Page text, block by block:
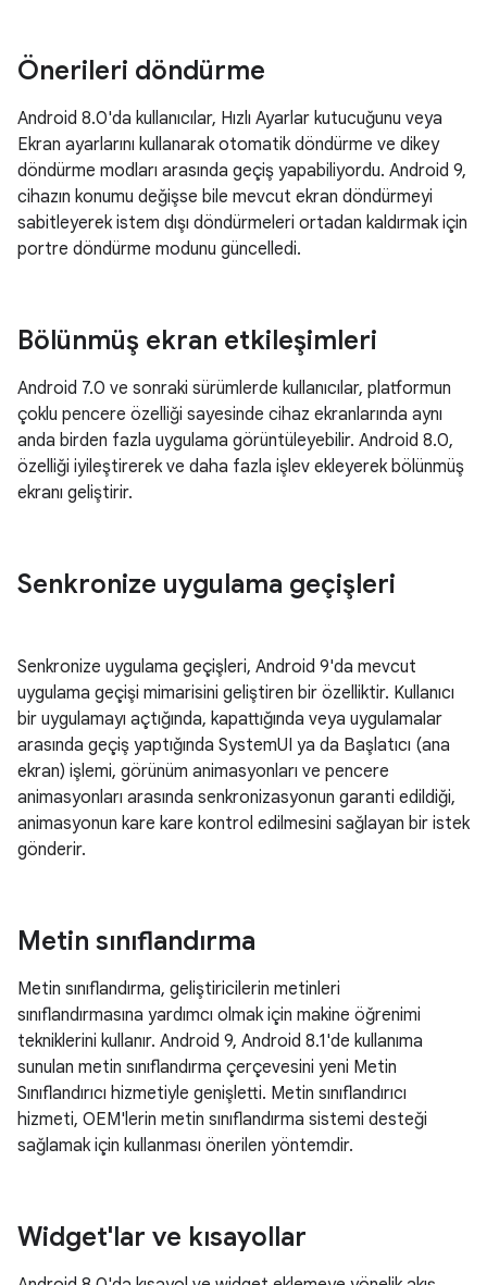
Önerileri döndürme
Android 8.0'da kullanıcılar, Hızlı Ayarlar kutucuğunu veya
Ekran ayarlarını kullanarak otomatik döndürme ve dikey
döndürme modları arasında geçiş yapabiliyordu. Android 9,
cihazın konumu değişse bile mevcut ekran döndürmeyi
sabitleyerek istem dışı döndürmeleri ortadan kaldırmak için
portre döndürme modunu güncelledi.
Bölünmüş ekran etkileşimleri
Android 7.0 ve sonraki sürümlerde kullanıcılar, platformun
çoklu pencere özelliği sayesinde cihaz ekranlarında aynı
anda birden fazla uygulama görüntüleyebilir. Android 8.0,
özelliği iyileştirerek ve daha fazla işlev ekleyerek bölünmüş
ekranı geliştirir.
Senkronize uygulama geçişleri
Senkronize uygulama geçişleri, Android 9'da mevcut
uygulama geçişi mimarisini geliştiren bir özelliktir. Kullanıcı
bir uygulamayı açtığında, kapattığında veya uygulamalar
arasında geçiş yaptığında SystemUI ya da Başlatıcı (ana
ekran) işlemi, görünüm animasyonları ve pencere
animasyonları arasında senkronizasyonun garanti edildiği,
animasyonun kare kare kontrol edilmesini sağlayan bir istek
gönderir.
Metin sınıflandırma
Metin sınıflandırma, geliştiricilerin metinleri
sınıflandırmasına yardımcı olmak için makine öğrenimi
tekniklerini kullanır. Android 9, Android 8.1'de kullanıma
sunulan metin sınıflandırma çerçevesini yeni Metin
Sınıflandırıcı hizmetiyle genişletti. Metin sınıflandırıcı
hizmeti, OEM'lerin metin sınıflandırma sistemi desteği
sağlamak için kullanması önerilen yöntemdir.
Widget'lar ve kısayollar